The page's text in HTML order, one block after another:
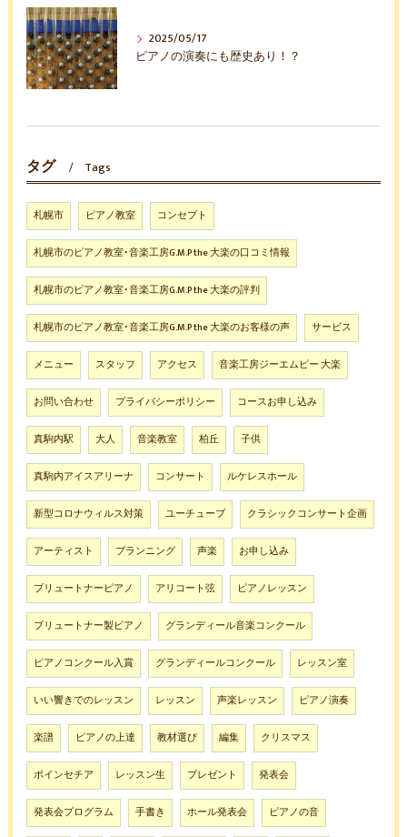
2025/05/17
ピアノの演奏にも歴史あり！？
タグ Tags
札幌市 ピアノ教室 コンセプト
札幌市のピアノ教室･音楽工房G.M.P the 大楽の口コミ情報
札幌市のピアノ教室･音楽工房G.M.P the 大楽の評判
札幌市のピアノ教室･音楽工房G.M.P the 大楽のお客様の声 サービス
メニュー スタッフ アクセス 音楽工房ジーエムピー 大楽
お問い合わせ プライバシーポリシー コースお申し込み
真駒内駅 大人 音楽教室 柏丘 子供
真駒内アイスアリーナ コンサート ルケレスホール
新型コロナウィルス対策 ユーチューブ クラシックコンサート企画
アーティスト プランニング 声楽 お申し込み
ブリュートナーピアノ アリコート弦 ピアノレッスン
ブリュートナー製ピアノ グランディール音楽コンクール
ピアノコンクール入賞 グランディールコンクール レッスン室
いい響きでのレッスン レッスン 声楽レッスン ピアノ演奏
楽譜 ピアノの上達 教材選び 編集 クリスマス
ポインセチア レッスン生 プレゼント 発表会
発表会プログラム 手書き ホール発表会 ピアノの音